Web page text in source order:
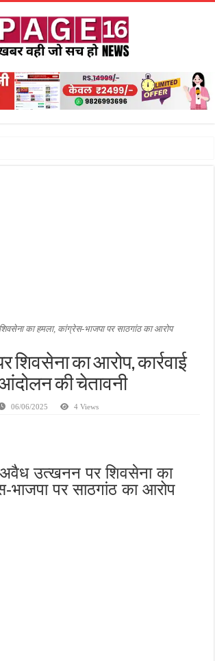
चलाया दूध नदी स्वच्छता अभियान, भारी मात्रा में कचरा हटाया
के लिए आगे आई ‘जन सहयोग’, स्वच्छता अभियान से बदली तस्वीर
का हमला, कांग्रेस-भाजपा पर साठगांठ का आरोप
शिवसेना का आरोप, कार्रवाई
आंदोलन की चेतावनी
06/06/2025 4 Views
अवैध उत्खनन पर शिवसेना का
भाजपा पर साठगांठ का आरोप